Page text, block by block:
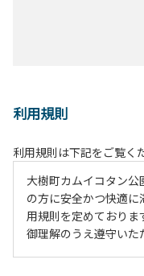
利用規則
利用規則は下記をご覧く
大樹町カムイコタン公
の方に安全かつ快適
用規則を定めておりま
御理解のうえ遵守いた